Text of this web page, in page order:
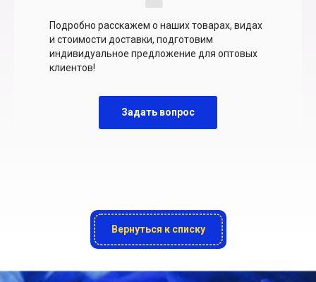
Подробно расскажем о наших товарах, видах
и стоимости доставки, подготовим
индивидуальное предложение для оптовых
клиентов!
Задать вопрос
Вернуться к списку